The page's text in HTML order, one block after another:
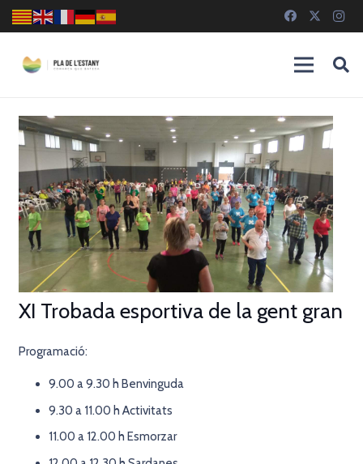
XI Trobada esportiva de la gent gran
Programació:
9.00 a 9.30 h Benvinguda
9.30 a 11.00 h Activitats
11.00 a 12.00 h Esmorzar